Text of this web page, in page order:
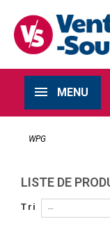
MENU
WPG
LISTE DE
Tri